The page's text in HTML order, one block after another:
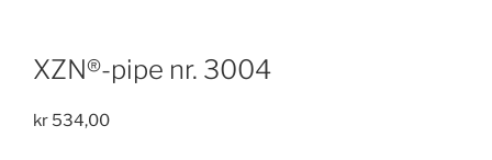
XZN®-pipe nr. 3004
kr 534,00